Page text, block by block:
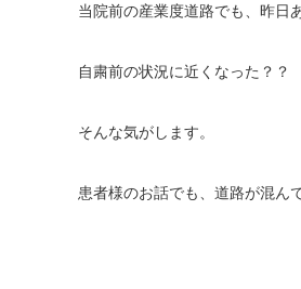
当院前の産業度道路でも、昨日
自粛前の状況に近くなった？？
そんな気がします。
患者様のお話でも、道路が混ん